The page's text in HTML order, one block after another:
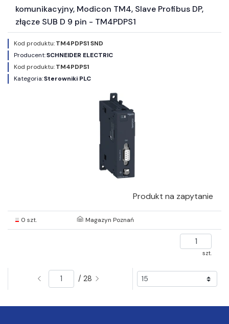
komunikacyjny, Modicon TM4, Slave Profibus DP,
złącze SUB D 9 pin - TM4PDPS1
Kod produktu:TM4PDPS1 SND
Producent:SCHNEIDER ELECTRIC
Kod produktu:TM4PDPS1
Kategoria:Sterowniki PLC
Produkt na zapytanie
0 szt. Magazyn Poznań
szt.
/ 28